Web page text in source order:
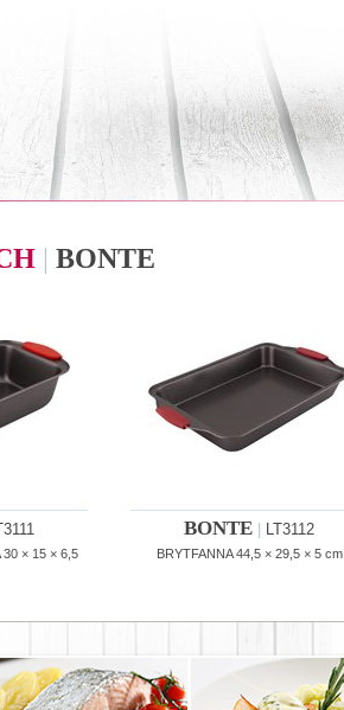
| BONTE
30 × 15 × 6,5
BONTE LT3112
BRYTFANNA 44,5 × 29,5 × 5 cm